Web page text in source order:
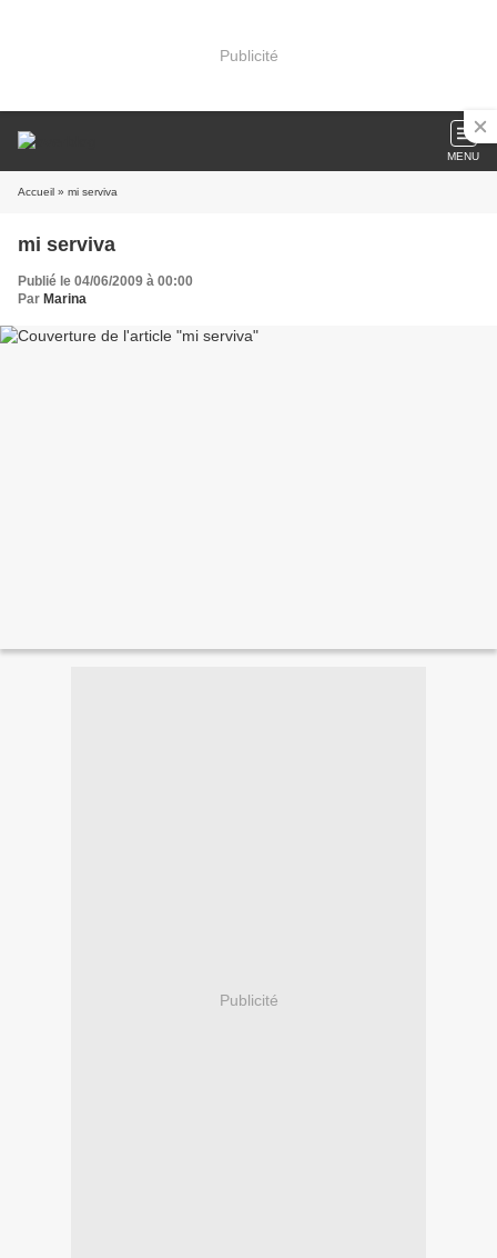
Publicité
MENU
Accueil » mi serviva
mi serviva
Publié le 04/06/2009 à 00:00
Par Marina
Publicité